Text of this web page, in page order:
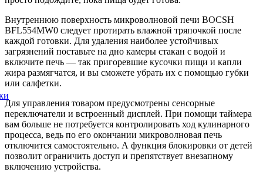
Внутреннюю поверхность микроволновой печи BOCSH
BFL554MW0 следует протирать влажной тряпочкой после
каждой готовки. Для удаления наиболее устойчивых
загрязнений поставьте на дно камеры стакан с водой и
включите печь — так пригоревшие кусочки пищи и капли
жира размягчатся, и вы сможете убрать их с помощью губки
или салфетки.
Для управления товаром предусмотрены сенсорные
переключатели и встроенный дисплей. При помощи таймера
вам больше не потребуется контролировать ход кулинарного
процесса, ведь по его окончании микроволновая печь
отключится самостоятельно. А функция блокировки от детей
позволит ограничить доступ и препятствует внезапному
включению устройства.